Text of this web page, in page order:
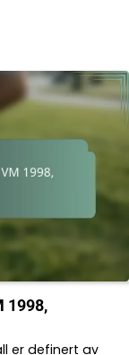
1998,
er definert av